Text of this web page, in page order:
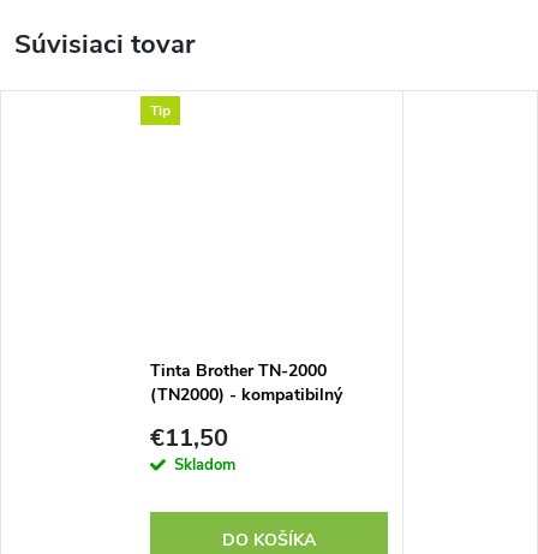
Súvisiaci tovar
Tip
Tinta Brother TN-2000
(TN2000) - kompatibilný
€11,50
Skladom
DO KOŠÍKA